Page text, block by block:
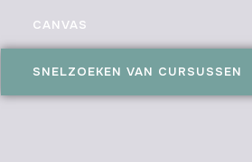
CANVAS
SNELZOEKEN VAN CURSUSSEN